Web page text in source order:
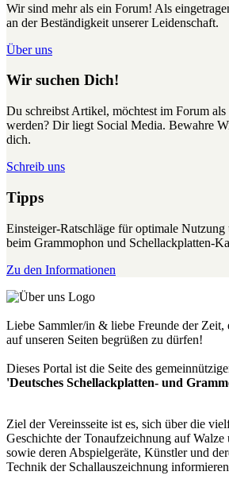
Wir sind mehr als ein Forum! Als
an der Beständigkeit unserer Leidenschaft.
Über uns
Wir suchen Dich!
Du schreibst Artikel, möchtest im Forum
werden? Dir liegt Social Media. Bewahre
dich.
Schreib uns
Tipps
Einsteiger-Ratschläge für optimale
beim Grammophon und Schellackplatten-
Zu den Informationen
Liebe Sammler/in & liebe Freunde der Zeit,
auf unseren Seiten begrüßen zu dürfen!
Dieses Portal ist die Seite des
'Deutsches Schellackplatten- und
Ziel der Vereinsseite ist es, sich über die
Geschichte der Tonaufzeichnung auf Walze
sowie deren Abspielgeräte, Künstler und
Technik der Schallauszeichnung